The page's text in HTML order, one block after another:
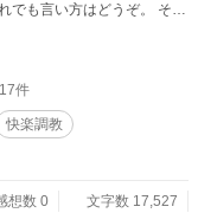
ます。
件
快楽調教
想数 0
文字数 17,527